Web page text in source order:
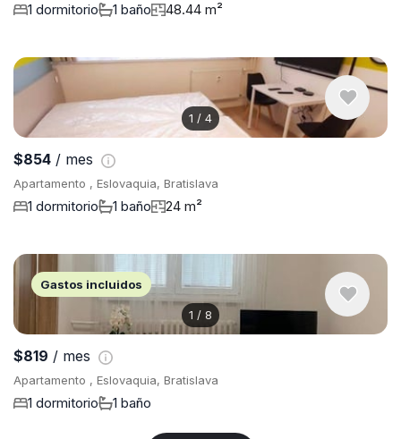
1 dormitorio 1 baño 48.44 m²
1 / 4
$854 / mes
Apartamento , Eslovaquia, Bratislava
1 dormitorio 1 baño 24 m²
1 / 8
Gastos incluidos
$819 / mes
Apartamento , Eslovaquia, Bratislava
1 dormitorio 1 baño